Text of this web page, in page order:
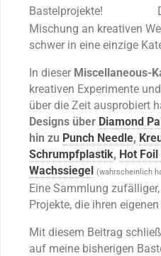
Bastelprojekte!
Mischung an kreativen
schwer in eine einzige
In dieser Miscellaneous-
kreativen Experimente
über die Zeit ausprobiert
Designs über Diamond
hin zu Punch Needle,
Schrumpfplastik, Hot
Wachssiegel (wahrscheinlich
Eine Sammlung
Projekte, die ihren
Mit diesem Beitrag
auf meine bisherigen